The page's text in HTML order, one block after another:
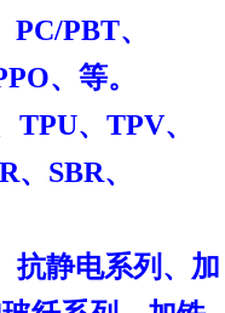
PBT、
、等。
TPU、TPV、
SBR、
抗静电系列、加